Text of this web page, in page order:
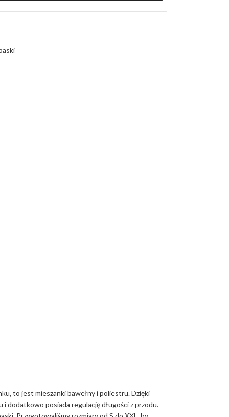
to jest mieszanki bawełny i poliestru. Dzięki
dodatkowo posiada regulację długości z przodu.